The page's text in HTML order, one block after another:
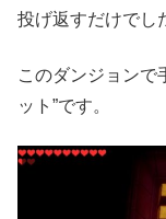
投げ返すだけでし
このダンジョンで
ット”です。